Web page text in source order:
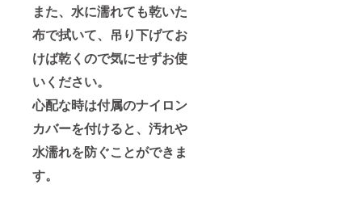
また、水に濡れても乾いた
布で拭いて、吊り下げてお
けば乾くので気にせずお使
いください。
心配な時は付属のナイロン
カバーを付けると、汚れや
水濡れを防ぐことができま
す。